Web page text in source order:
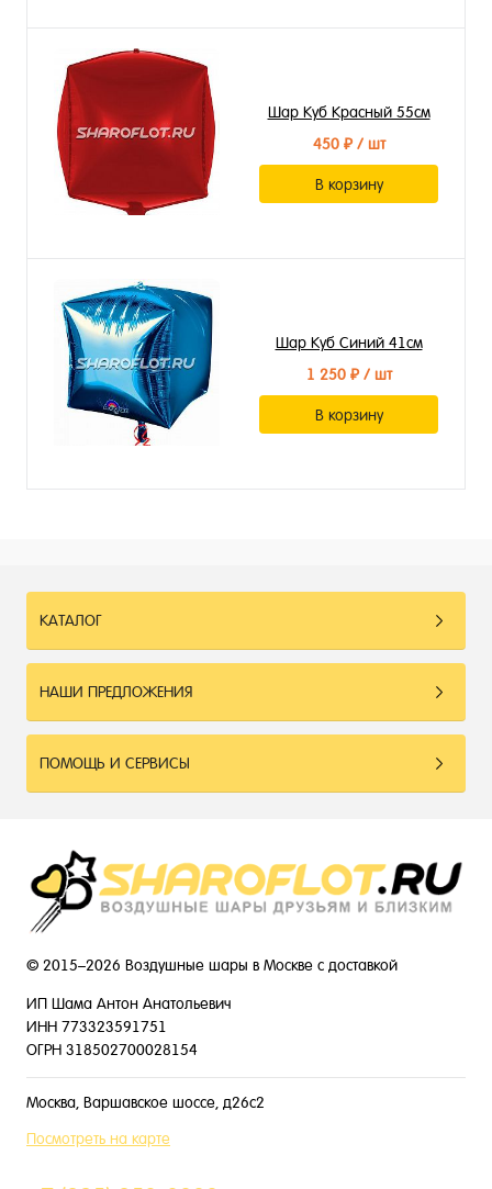
Шар Куб Красный 55см
450 ₽/ шт
В корзину
Шар Куб Синий 41см
1 250 ₽/ шт
В корзину
КАТАЛОГ
НАШИ ПРЕДЛОЖЕНИЯ
ПОМОЩЬ И СЕРВИСЫ
© 2015–2026 Воздушные шары в Москве с доставкой
ИП Шама Антон Анатольевич
ИНН 773323591751
ОГРН 318502700028154
Москва, Варшавское шоссе, д26с2
Посмотреть на карте